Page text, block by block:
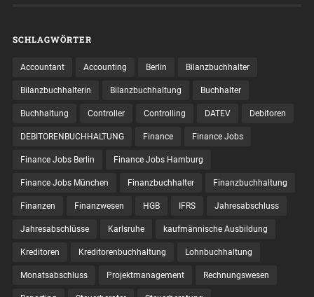
SCHLAGWÖRTER
Accountant Accounting Berlin Bilanzbuchhalter
Bilanzbuchhalterin Bilanzbuchhaltung Buchhalter
Buchhaltung Controller Controlling DATEV Debitoren
DEBITORENBUCHHALTUNG Finance Finance Jobs
Finance Jobs Berlin Finance Jobs Hamburg
Finance Jobs München Finanzbuchhalter Finanzbuchhaltung
Finanzen Finanzwesen HGB IFRS Jahresabschluss
Jahresabschlüsse Karlsruhe kaufmännische Ausbildung
Kreditoren Kreditorenbuchhaltung Lohnbuchhaltung
Monatsabschluss Projektmanagement Rechnungswesen